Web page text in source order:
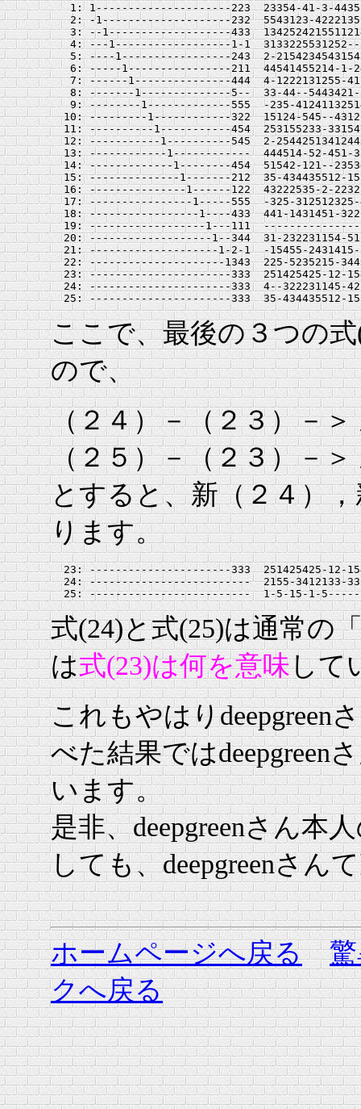
1: 1---------------------223  23354-41-3-
2: -1--------------------232  5543123-
3: --1-------------------433
4: ---1------------------1-1
5: ----1-----------------243  2-
6: -----1----------------211  44541455214-1-
7: ------1---------------444  4-1222131255-
8: -------1--------------5--  33-44--
9: --------1-------------555  -235-
10: ---------1------------322  15124-545--
11: ----------1-----------454  253155233-
12: -----------1----------545  2-
13: ------------1------------  444514-52-451-
14: -------------1--------454  51542-121--
15: --------------1-------212  35-434435512-
16: ---------------1------122  43222535-2-
17: ----------------1-----555  -325-
18: -----------------1----433  441-1431451-
19: ------------------1---111
20: -------------------1--344  31-232231154-
21: --------------------1-2-1  -15455-
22: ---------------------1343  225-5235215-
23: ----------------------333  251425425-12-
24: ----------------------333  4--322231145-
ここで、最後の３つの
ので、
（２４）－（２３）－＞
（２５）－（２３）－＞
とすると、新（２４）
ります。
23: ----------------------333  251425425-12-
24: -------------------------  2155-3412133-
式(24)と式(25)は通常の
は式(23)は何を意味して
これもやはりdeepgreen
べた結果ではdeepgreen
います。
是非、deepgreenさん本
しても、deepgreenさん
ホームページへ戻る
クへ戻る